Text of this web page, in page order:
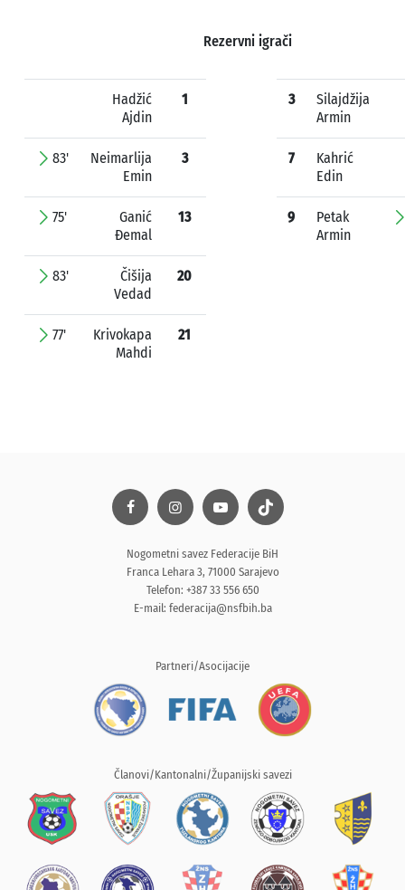
Rezervni igrači
Hadžić
Ajdin
1
83'
Neimarlija
Emin
3
75'
Ganić
Đemal
13
83'
Čišija
Vedad
20
77'
Krivokapa
Mahdi
21
3
Silajdžija
Armin
7
Kahrić
Edin
9
Petak
Armin
Nogometni savez Federacije BiH
Franca Lehara 3, 71000 Sarajevo
Telefon: +387 33 556 650
E-mail: federacija@nsfbih.ba
Partneri/Asocijacije
Članovi/Kantonalni/Županijski savezi